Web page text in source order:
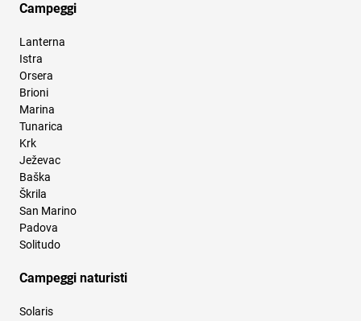
Campeggi
Lanterna
Istra
Orsera
Brioni
Marina
Tunarica
Krk
Ježevac
Baška
Škrila
San Marino
Padova
Solitudo
Campeggi naturisti
Solaris